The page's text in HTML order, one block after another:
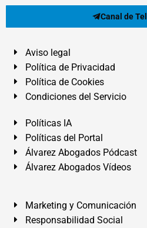
Canal de
Aviso legal
Política de Privacidad
Política de Cookies
Condiciones del Servicio
Políticas IA
Políticas del Portal
Álvarez Abogados Pódcast
Álvarez Abogados Vídeos
Marketing y Comunicación
Responsabilidad Social